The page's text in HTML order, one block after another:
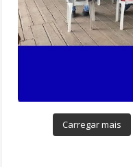
Carregar mais